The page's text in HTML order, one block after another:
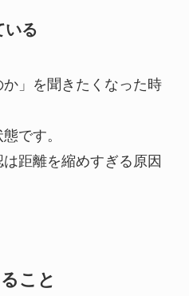
いる
か」を聞きたくなった時
です。
距離を縮めすぎる原因
こと